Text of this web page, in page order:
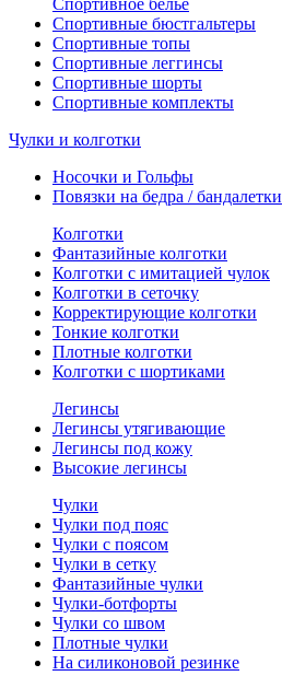
Спортивное белье
Спортивные бюстгальтеры
Спортивные топы
Спортивные леггинсы
Спортивные шорты
Спортивные комплекты
Чулки и колготки
Носочки и Гольфы
Повязки на бедра / бандалетки
Колготки
Фантазийные колготки
Колготки с имитацией чулок
Колготки в сеточку
Корректирующие колготки
Тонкие колготки
Плотные колготки
Колготки с шортиками
Легинсы
Легинсы утягивающие
Легинсы под кожу
Высокие легинсы
Чулки
Чулки под пояс
Чулки с поясом
Чулки в сетку
Фантазийные чулки
Чулки-ботфорты
Чулки со швом
Плотные чулки
На силиконовой резинке